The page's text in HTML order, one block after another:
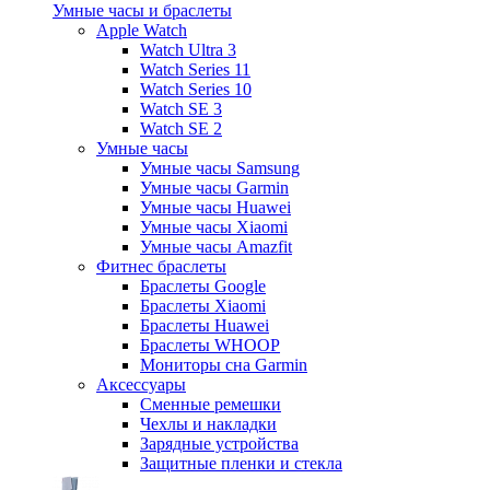
Умные часы и браслеты
Apple Watch
Watch Ultra 3
Watch Series 11
Watch Series 10
Watch SE 3
Watch SE 2
Умные часы
Умные часы Samsung
Умные часы Garmin
Умные часы Huawei
Умные часы Xiaomi
Умные часы Amazfit
Фитнес браслеты
Браслеты Google
Браслеты Xiaomi
Браслеты Huawei
Браслеты WHOOP
Мониторы сна Garmin
Аксессуары
Сменные ремешки
Чехлы и накладки
Зарядные устройства
Защитные пленки и стекла